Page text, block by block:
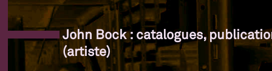
John Bock : catalogues,
(artiste)